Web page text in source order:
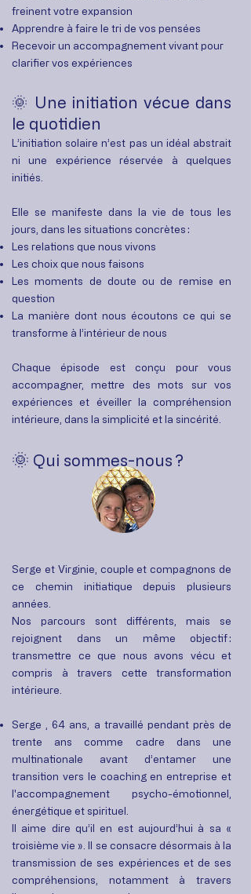
freinent votre expansion
Apprendre à faire le tri de vos pensées
Recevoir un accompagnement vivant pour
clarifier vos expériences
🌞 Une initiation vécue dans
le quotidien
L’initiation solaire n’est pas un idéal abstrait
ni une expérience réservée à quelques
initiés.
Elle se manifeste dans la vie de tous les
jours, dans les situations concrètes :
Les relations que nous vivons
Les choix que nous faisons
Les moments de doute ou de remise en
question
La manière dont nous écoutons ce qui se
transforme à l’intérieur de nous
Chaque épisode est conçu pour vous
accompagner, mettre des mots sur vos
expériences et éveiller la compréhension
intérieure, dans la simplicité et la sincérité.
🌞 Qui sommes-nous ?
Serge et Virginie, couple et compagnons de
ce chemin initiatique depuis plusieurs
années.
Nos parcours sont différents, mais se
rejoignent dans un même objectif :
transmettre ce que nous avons vécu et
compris à travers cette transformation
intérieure.
Serge , 64 ans, a travaillé pendant près de
trente ans comme cadre dans une
multinationale avant d’entamer une
transition vers le coaching en entreprise et
l'accompagnement psycho-émotionnel,
énergétique et spirituel.
Il aime dire qu’il en est aujourd’hui à sa «
troisième vie ». Il se consacre désormais à la
transmission de ses expériences et de ses
compréhensions, notamment à travers